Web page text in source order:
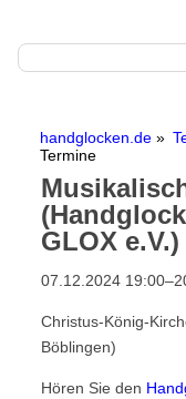
Handglocken
Chimes
Termine
handglocken.de
Termine
GLOX e.V.)
07.12.2024
Christus-König-
Böblingen)
Hören Sie den